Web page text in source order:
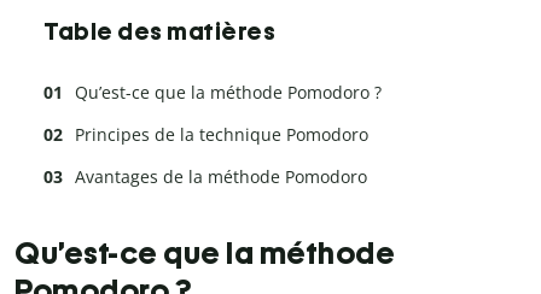
Table des matières
Qu’est-ce que la méthode Pomodoro ?
Principes de la technique Pomodoro
Avantages de la méthode Pomodoro
Qu’est-ce que la méthode